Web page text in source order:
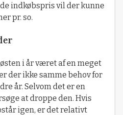
indkøbspris vil der kunne
pr. so.
i år været af en meget
der ikke samme behov for
år. Selvom det er en
at droppe den. Hvis
igen, er det relativt